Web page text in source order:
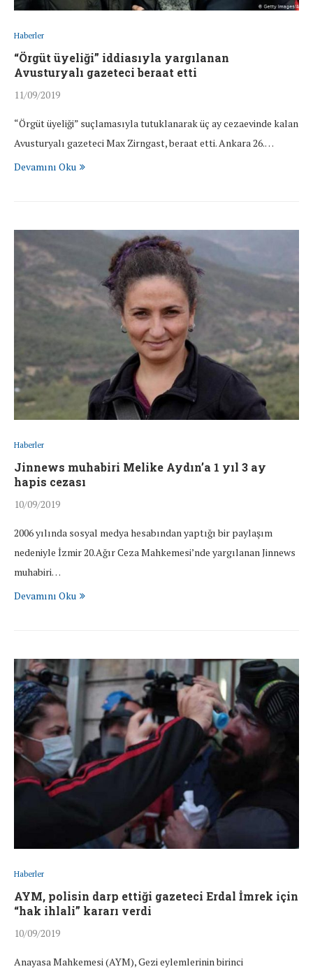
Haberler
“Örgüt üyeliği” iddiasıyla yargılanan
Avusturyalı gazeteci beraat etti
11/09/2019
“Örgüt üyeliği” suçlamasıyla tutuklanarak üç ay cezaevinde kalan
Avusturyalı gazeteci Max Zirngast, beraat etti. Ankara 26.…
Devamını Oku
Haberler
Jinnews muhabiri Melike Aydın’a 1 yıl 3 ay
hapis cezası
10/09/2019
2006 yılında sosyal medya hesabından yaptığı bir paylaşım
nedeniyle İzmir 20.Ağır Ceza Mahkemesi’nde yargılanan Jinnews
muhabiri…
Devamını Oku
Haberler
AYM, polisin darp ettiği gazeteci Erdal İmrek için
“hak ihlali” kararı verdi
10/09/2019
Anayasa Mahkemesi (AYM), Gezi eylemlerinin birinci